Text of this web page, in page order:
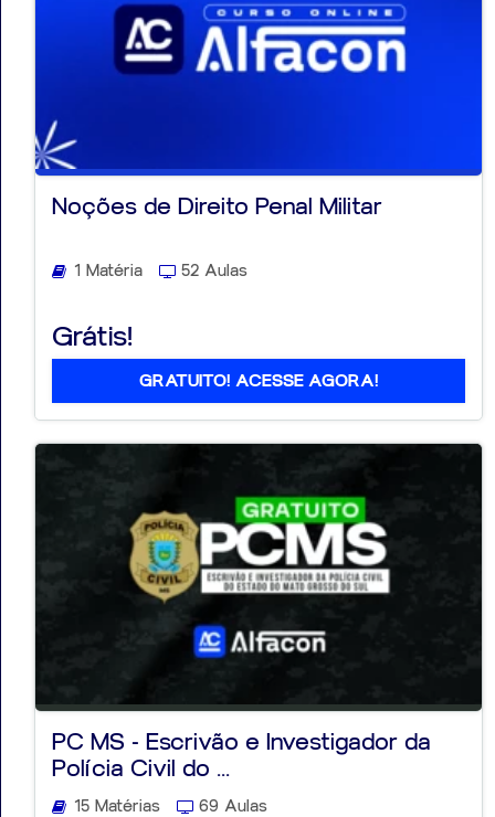
Noções de Direito Penal Militar
1 Matéria 52 Aulas
Grátis!
GRATUITO! ACESSE AGORA!
PC MS - Escrivão e Investigador da
Polícia Civil do ...
15 Matérias 69 Aulas